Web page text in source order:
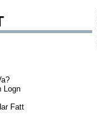
Logn
Fatt